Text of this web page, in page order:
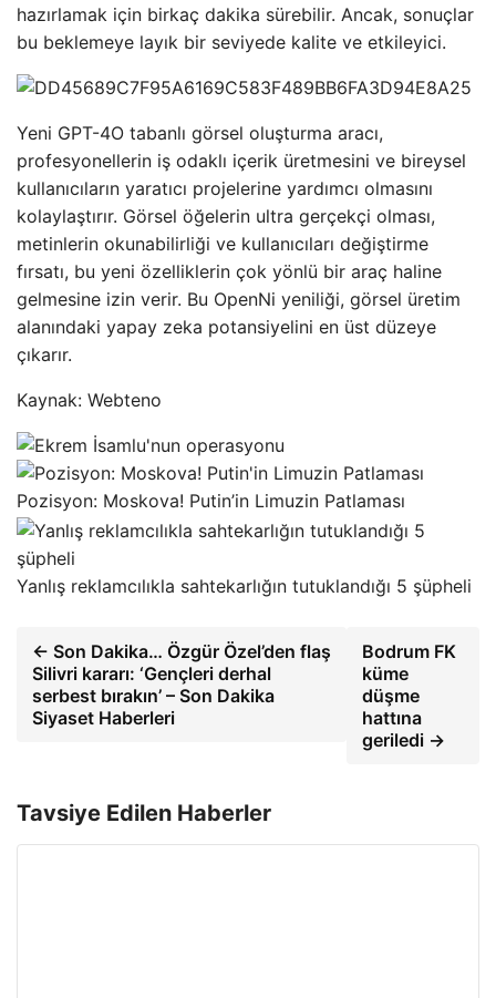
hazırlamak için birkaç dakika sürebilir. Ancak, sonuçlar
bu beklemeye layık bir seviyede kalite ve etkileyici.
Yeni GPT-4O tabanlı görsel oluşturma aracı,
profesyonellerin iş odaklı içerik üretmesini ve bireysel
kullanıcıların yaratıcı projelerine yardımcı olmasını
kolaylaştırır. Görsel öğelerin ultra gerçekçi olması,
metinlerin okunabilirliği ve kullanıcıları değiştirme
fırsatı, bu yeni özelliklerin çok yönlü bir araç haline
gelmesine izin verir. Bu OpenNi yeniliği, görsel üretim
alanındaki yapay zeka potansiyelini en üst düzeye
çıkarır.
Kaynak: Webteno
Pozisyon: Moskova! Putin’in Limuzin Patlaması
Yanlış reklamcılıkla sahtekarlığın tutuklandığı 5 şüpheli
← Son Dakika… Özgür Özel’den flaş
Silivri kararı: ‘Gençleri derhal
serbest bırakın’ – Son Dakika
Siyaset Haberleri
Bodrum FK
küme
düşme
hattına
geriledi →
Tavsiye Edilen Haberler